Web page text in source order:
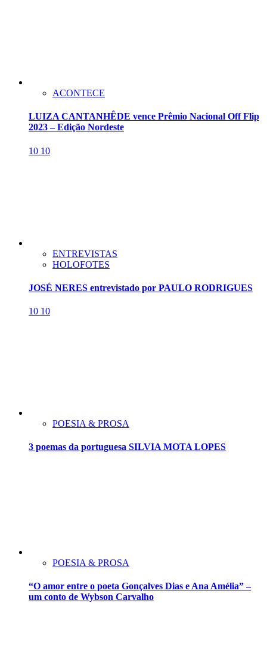
ACONTECE
LUIZA CANTANHÊDE vence Prêmio Nacional Off Flip
2023 – Edição Nordeste
10 10
ENTREVISTAS
HOLOFOTES
JOSÉ NERES entrevistado por PAULO RODRIGUES
10 10
POESIA & PROSA
3 poemas da portuguesa SILVIA MOTA LOPES
POESIA & PROSA
“O amor entre o poeta Gonçalves Dias e Ana Amélia” –
um conto de Wybson Carvalho